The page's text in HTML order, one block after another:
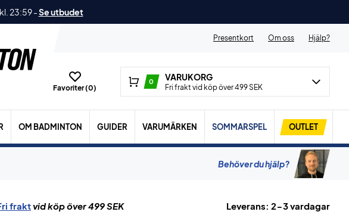
23:59-Se utbudet
Presentkort Om oss Hjälp?
Favoriter (0)
0 VARUKORG
Fri frakt vid köp över 499 SEK
OM BADMINTON GUIDER VARUMÄRKEN SOMMARSPEL OUTLET
Behöver du hjälp?
fraktvid köp över 499 SEK Leverans: 2-3 vardagar